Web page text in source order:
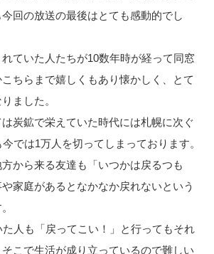
今回の放送の最後はとても感動的でし
ていた人たちが10数年時が経って同窓
ちらまで嬉しくもあり懐かしく、とて
ました。
炭鉱で栄えていた時代には札幌に次ぐ
では1万人を切ってしまっております。
から来る友達も「いつかは戻るつも
家庭があるとなかなか戻れないという
人も「戻ってこい！」と行ってもそれ
こで生活が成り立っているので難しい